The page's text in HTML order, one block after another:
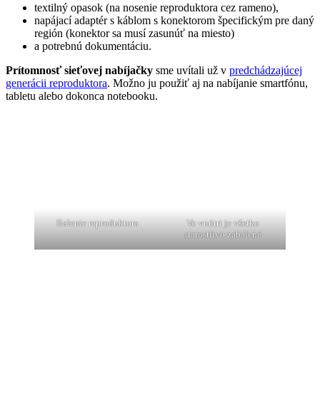
textilný opasok (na nosenie reproduktora cez rameno),
napájací adaptér s káblom s konektorom špecifickým pre daný
región (konektor sa musí zasunúť na miesto)
a potrebnú dokumentáciu.
Prítomnosť sieťovej nabíjačky sme uvítali už v predchádzajúcej
generácii reproduktora. Možno ju použiť aj na nabíjanie smartfónu,
tabletu alebo dokonca notebooku.
Balenie reproduktora
Vo vnútri je všetko
starostlivo zabalené